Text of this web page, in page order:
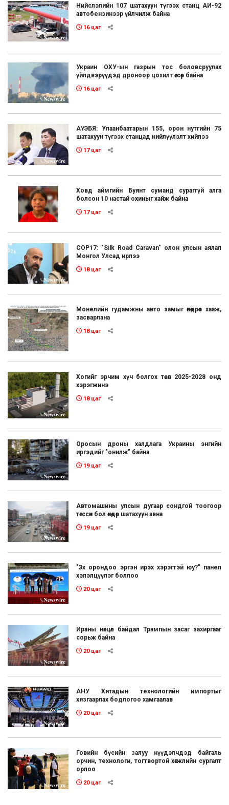
Нийслэлийн 107 шатахуун түгээх станц АИ-92
автобензинээр үйлчилж байна
16 цаг
Украин ОХУ-ын газрын тос боловсруулах
үйлдвэрүүдэд дроноор цохилт өгсөөр байна
16 цаг
АҮЭБЯ: Улаанбаатарын 155, орон нутгийн 75
шатахуун түгээх станцад нийлүүлэлт хийлээ
17 цаг
Ховд аймгийн Буянт суманд сураггүй алга
болсон 10 настай охиныг хайж байна
17 цаг
COP17: "Silk Road Caravan" олон улсын аялал
Монгол Улсад ирлээ
18 цаг
Монелийн гудамжны авто замыг өнөөдрөөс хааж,
засварлана
18 цаг
Хогийг эрчим хүч болгох төсөл 2025-2028 онд
хэрэгжинэ
18 цаг
Оросын дроны халдлага Украины энгийн
иргэдийг "онилж" байна
19 цаг
Автомашины улсын дугаар сондгой тоогоор
төгссөн бол өнөөдөр шатахуун авна
19 цаг
"Эх орондоо эргэн ирэх хэрэгтэй юу?" панел
хэлэлцүүлэг боллоо
20 цаг
Ираны нөхцөл байдал Трампын засаг захиргааг
сорьж байна
20 цаг
АНУ Хятадын технологийн импортыг
хязгаарлах бодлогоо хамгаалав
20 цаг
Говийн бүсийн залуу нүүдэлчдэд байгаль
орчин, технологи, тогтвортой хөгжлийн сургалт
орлоо
20 цаг